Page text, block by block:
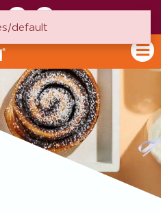
default